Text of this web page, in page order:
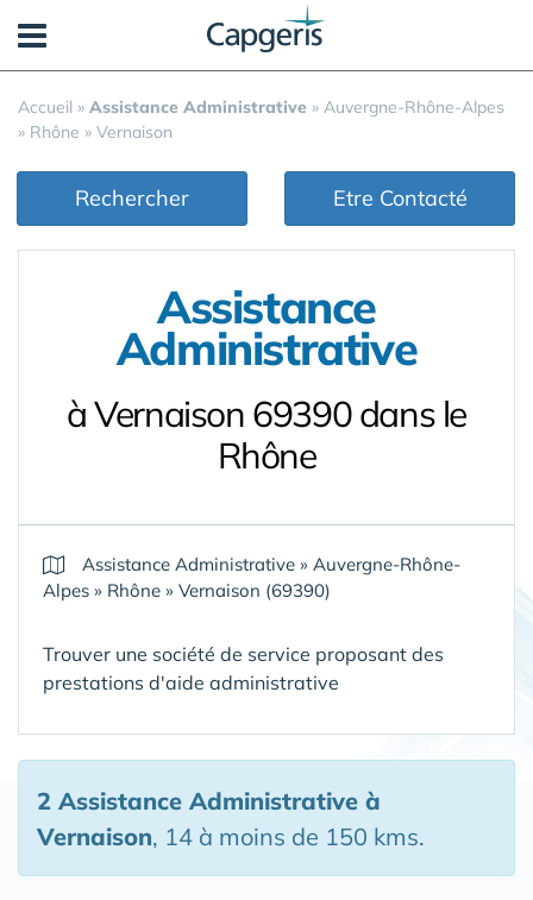
Accueil » Assistance Administrative » Auvergne-Rhône-Alpes
» Rhône » Vernaison
Rechercher Etre Contacté
Assistance
Administrative
à Vernaison 69390 dans le
Rhône
Assistance Administrative » Auvergne-Rhône-
Alpes » Rhône » Vernaison (69390)
Trouver une société de service proposant des
prestations d'aide administrative
2 Assistance Administrative à
Vernaison, 14 à moins de 150 kms.